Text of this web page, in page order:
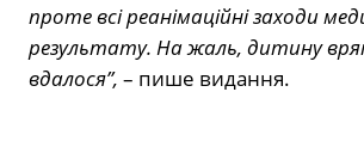
проте всі реанімаційні заходи
результату. На жаль, дитину
вдалося”, – пише видання.